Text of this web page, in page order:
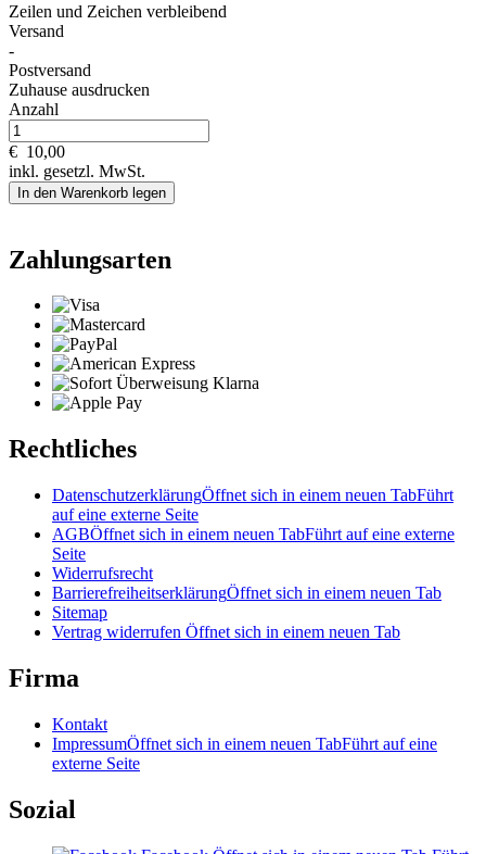
Zeilen und Zeichen verbleibend
Versand
-
Postversand
Zuhause ausdrucken
Anzahl
€ 10,00
inkl. gesetzl. MwSt.
In den Warenkorb legen
Zahlungsarten
Rechtliches
DatenschutzerklärungÖffnet sich in einem neuen TabFührt
auf eine externe Seite
AGBÖffnet sich in einem neuen TabFührt auf eine externe
Seite
Widerrufsrecht
BarrierefreiheitserklärungÖffnet sich in einem neuen Tab
Sitemap
Vertrag widerrufen Öffnet sich in einem neuen Tab
Firma
Kontakt
ImpressumÖffnet sich in einem neuen TabFührt auf eine
externe Seite
Sozial